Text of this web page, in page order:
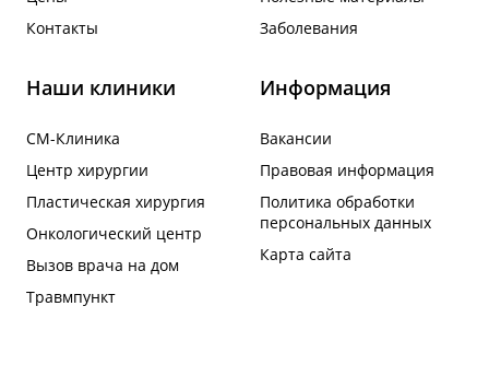
Контакты
Заболевания
Наши клиники
СМ-Клиника
Центр хирургии
Пластическая хирургия
Онкологический центр
Вызов врача на дом
Травмпункт
Информация
Вакансии
Правовая информация
Политика обработки
персональных данных
Карта сайта